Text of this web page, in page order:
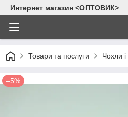
Интернет магазин <ОПТОВИК>
Товари та послуги Чохли
–5%